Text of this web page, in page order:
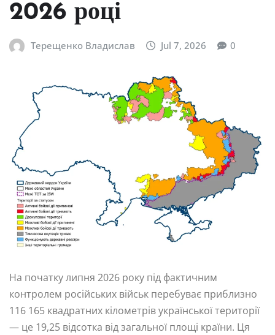
2026 році
Терещенко Владислав Jul 7, 2026 0
На початку липня 2026 року під фактичним
контролем російських військ перебуває приблизно
116 165 квадратних кілометрів української території
— це 19,25 відсотка від загальної площі країни. Ця